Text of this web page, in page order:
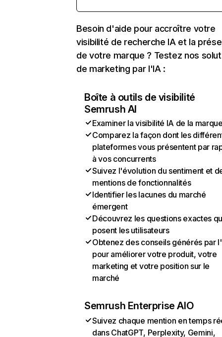
Besoin d'aide pour accroître votre
visibilité de recherche IA et la
de votre marque ? Testez nos
de marketing par l'IA :
Boîte à outils de visibilité
Semrush AI
Examiner la visibilité IA de la
Comparez la façon dont les
plateformes vous présentent par
à vos concurrents
Suivez l'évolution du sentiment et
mentions de fonctionnalités
Identifier les lacunes du marché
émergent
Découvrez les questions exactes
posent les utilisateurs
Obtenez des conseils générés par
pour améliorer votre produit, votre
marketing et votre position sur le
marché
Semrush Enterprise AIO
Suivez chaque mention en temps
dans ChatGPT, Perplexity, Gemini,